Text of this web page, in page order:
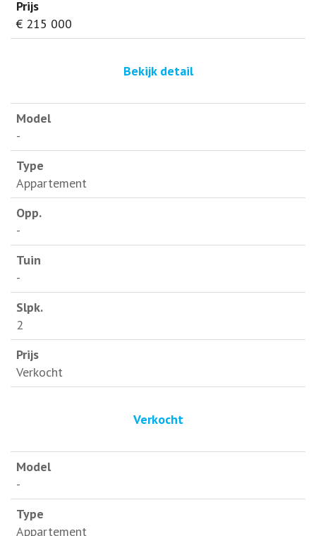
€ 215 000
Bekijk detail
-
Appartement
-
-
2
Verkocht
Verkocht
-
Appartement